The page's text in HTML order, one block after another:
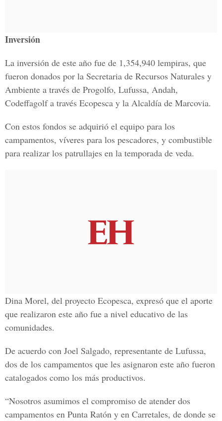
Inversión
La inversión de este año fue de 1,354,940 lempiras, que
fueron donados por la Secretaria de Recursos Naturales y
Ambiente a través de Progolfo, Lufussa, Andah,
Codeffagolf a través Ecopesca y la Alcaldía de Marcovia.
Con estos fondos se adquirió el equipo para los
campamentos, víveres para los pescadores, y combustible
para realizar los patrullajes en la temporada de veda.
Dina Morel, del proyecto Ecopesca, expresó que el aporte
que realizaron este año fue a nivel educativo de las
comunidades.
De acuerdo con Joel Salgado, representante de Lufussa,
dos de los campamentos que les asignaron este año fueron
catalogados como los más productivos.
“Nosotros asumimos el compromiso de atender dos
campamentos en Punta Ratón y en Carretales, de donde se